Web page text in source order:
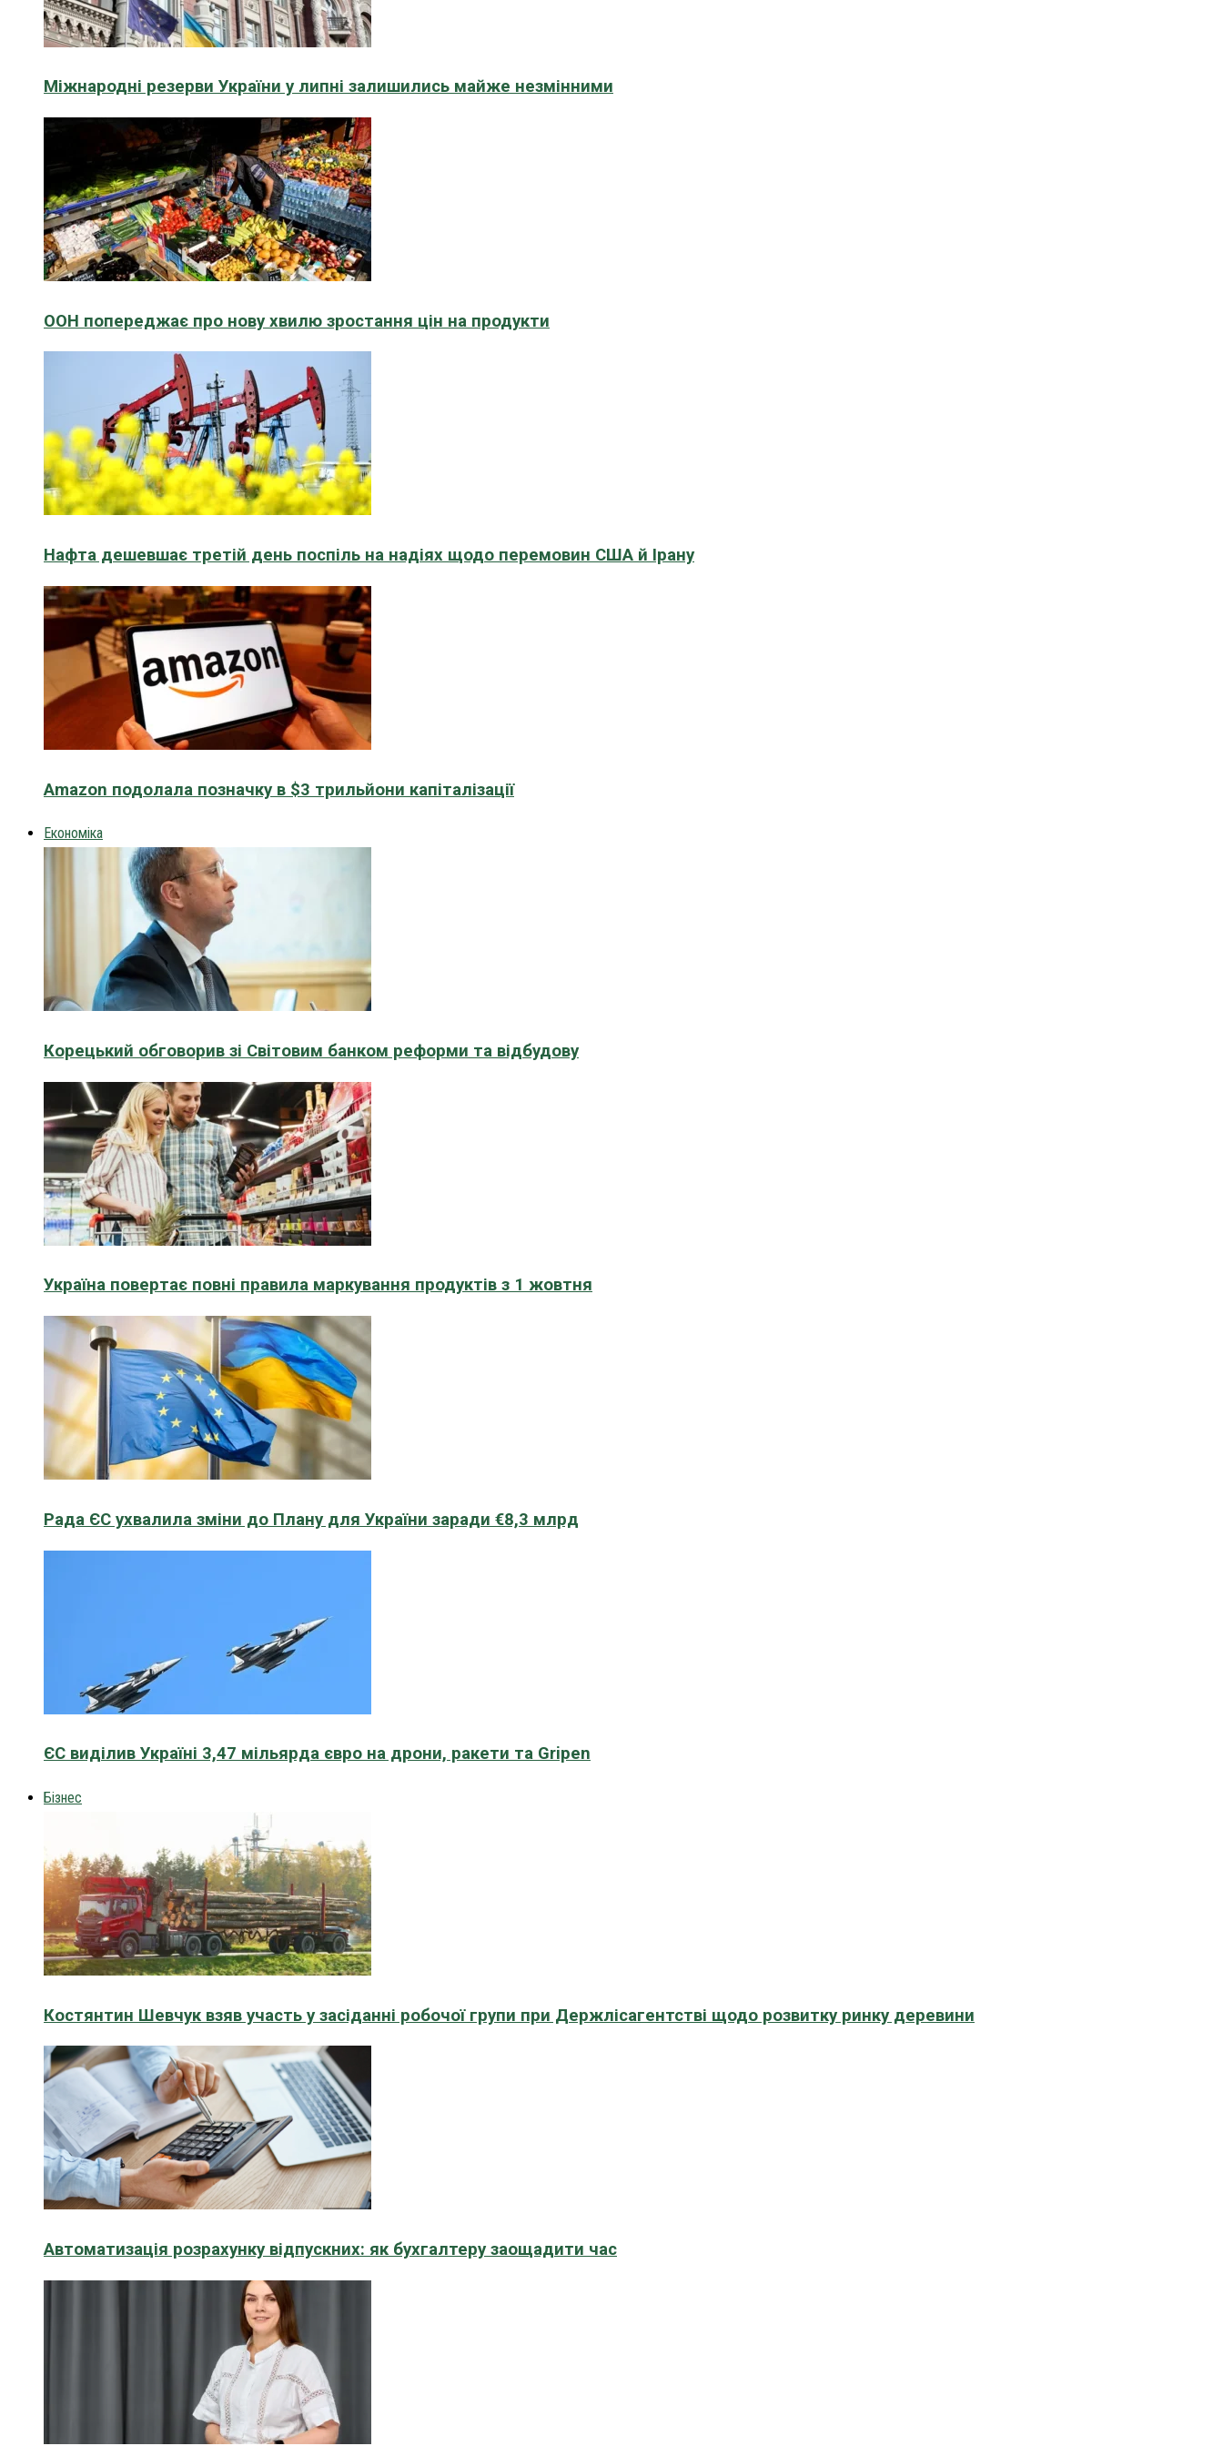
Міжнародні резерви України у липні залишились майже незмінними
ООН попереджає про нову хвилю зростання цін на продукти
Нафта дешевшає третій день поспіль на надіях щодо перемовин США й Ірану
Amazon подолала позначку в $3 трильйони капіталізації
Економіка
Корецький обговорив зі Світовим банком реформи та відбудову
Україна повертає повні правила маркування продуктів з 1 жовтня
Рада ЄС ухвалила зміни до Плану для України заради €8,3 млрд
ЄС виділив Україні 3,47 мільярда євро на дрони, ракети та Gripen
Бізнес
Костянтин Шевчук взяв участь у засіданні робочої групи при Держлісагентстві щодо розвитку ринку деревини
Автоматизація розрахунку відпускних: як бухгалтеру заощадити час